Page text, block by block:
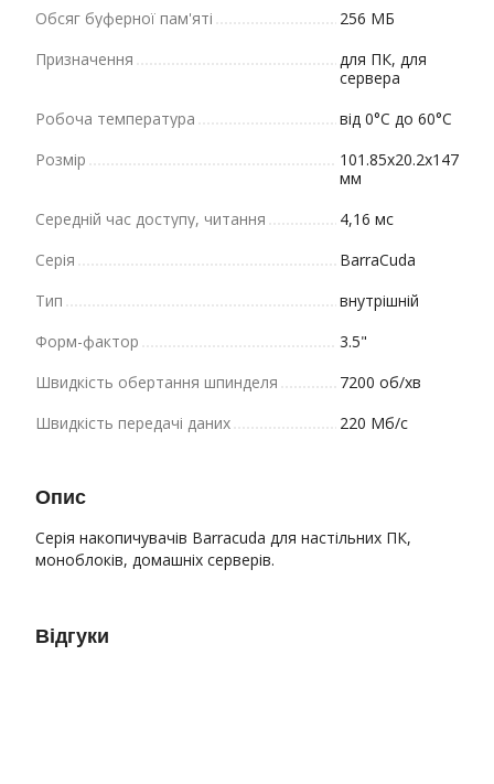
Обсяг буферної пам'яті
256 МБ
Призначення
для ПК, для
сервера
Робоча температура
від 0°C до 60°C
Розмір
101.85x20.2x147
мм
Середній час доступу, читання
4,16 мс
Серія
BarraCuda
Тип
внутрішній
Форм-фактор
3.5"
Швидкість обертання шпинделя
7200 об/хв
Швидкість передачі даних
220 Мб/с
Опис
Серія накопичувачів Barracuda для настільних ПК,
моноблоків, домашніх серверів.
Відгуки